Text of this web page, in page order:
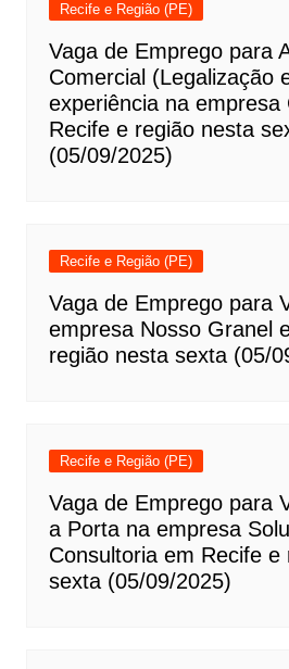
Recife e Região (PE)
Vaga de Emprego para
Comercial (Legalização
experiência na empresa
Recife e região nesta
(05/09/2025)
Recife e Região (PE)
Vaga de Emprego para
empresa Nosso Granel
região nesta sexta (05/
Recife e Região (PE)
Vaga de Emprego para
a Porta na empresa
Consultoria em Recife e
sexta (05/09/2025)